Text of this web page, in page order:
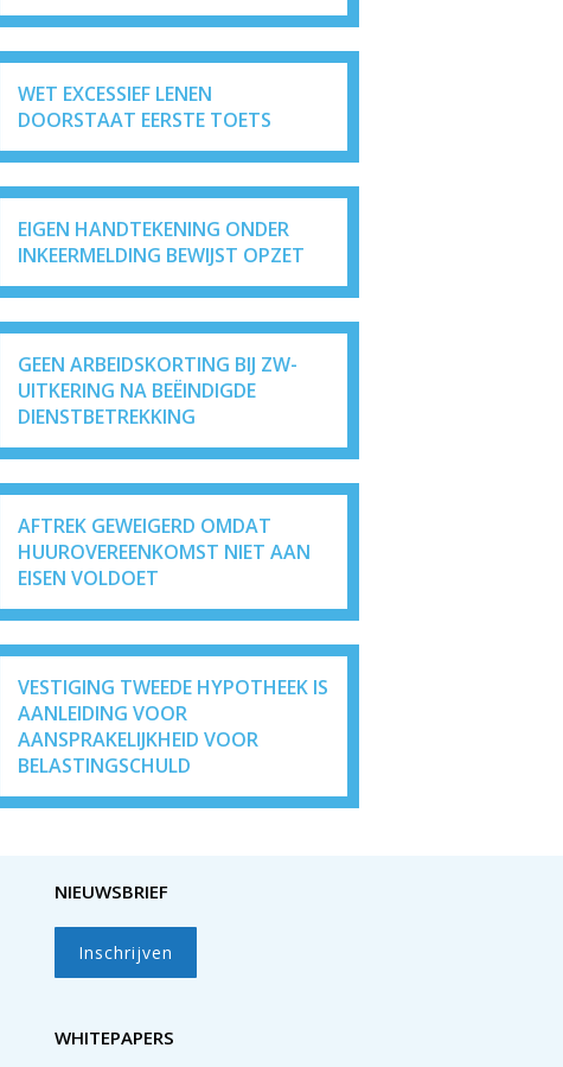
WET EXCESSIEF LENEN
DOORSTAAT EERSTE TOETS
EIGEN HANDTEKENING ONDER
INKEERMELDING BEWIJST OPZET
GEEN ARBEIDSKORTING BIJ ZW-
UITKERING NA BEËINDIGDE
DIENSTBETREKKING
AFTREK GEWEIGERD OMDAT
HUUROVEREENKOMST NIET AAN
EISEN VOLDOET
VESTIGING TWEEDE HYPOTHEEK IS
AANLEIDING VOOR
AANSPRAKELIJKHEID VOOR
BELASTINGSCHULD
NIEUWSBRIEF
Inschrijven
WHITEPAPERS